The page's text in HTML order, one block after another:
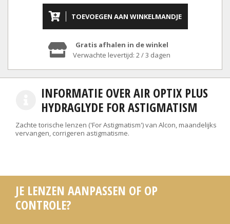
TOEVOEGEN AAN WINKELMANDJE
Gratis afhalen in de winkel
Verwachte levertijd: 2 / 3 dagen
INFORMATIE OVER AIR OPTIX PLUS
HYDRAGLYDE FOR ASTIGMATISM
Zachte torische lenzen ('For Astigmatism') van Alcon, maandelijks
vervangen, corrigeren astigmatisme.
JE LENZEN AANPASSEN OF OP
CONTROLE?